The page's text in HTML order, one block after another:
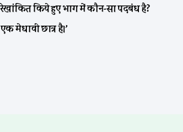
किये हुए भाग में कौन-सा पदबंध है?
एक मेधावी छात्र है।’